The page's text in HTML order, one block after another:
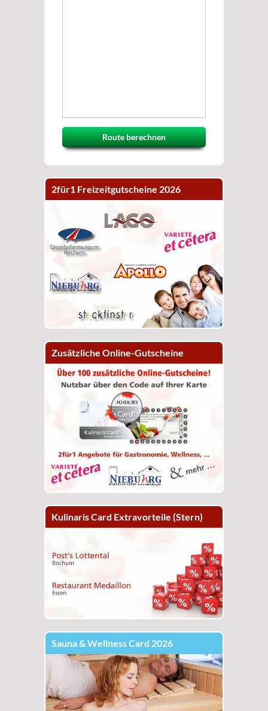
Route berechnen
2für1 Freizeitgutscheine 2026
Zusätzliche Online-Gutscheine
Kulinaris Card Extravorteile (Stern)
Sauna & Wellness Card 2026